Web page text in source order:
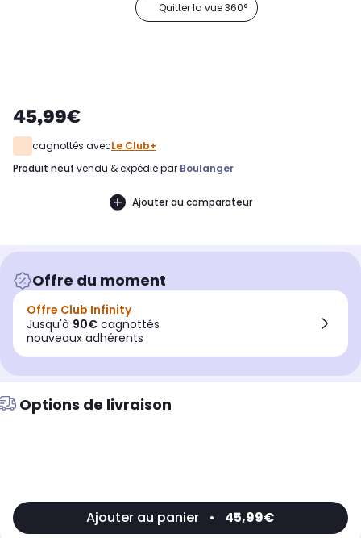
Quitter la vue 360°
45,99€
cagnottés avecLe Club+
produit neuf vendu & expédié par Boulanger
Ajouter au comparateur
Offre du moment
Offre Club Infinity
Jusqu'à 90€ cagnottés
nouveaux adhérents
Options de livraison
Ajouter au panier • 45,99€